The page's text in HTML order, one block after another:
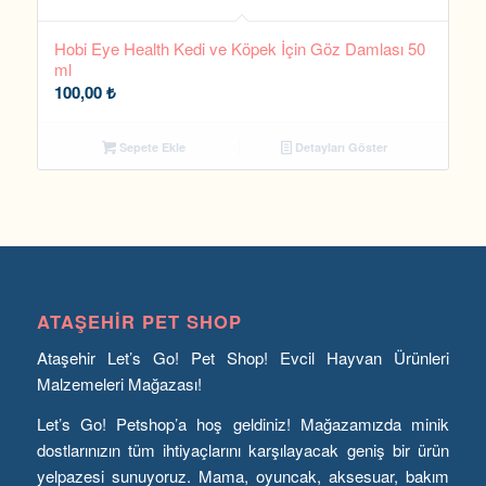
Hobi Eye Health Kedi ve Köpek İçin Göz Damlası 50
ml
100,00₺
Sepete Ekle Detayları Göster
ATAŞEHIR PET SHOP
Ataşehir Let’s Go! Pet Shop! Evcil Hayvan Ürünleri
Malzemeleri Mağazası!
Let’s Go! Petshop’a hoş geldiniz! Mağazamızda minik
dostlarınızın tüm ihtiyaçlarını karşılayacak geniş bir ürün
yelpazesi sunuyoruz. Mama, oyuncak, aksesuar, bakım